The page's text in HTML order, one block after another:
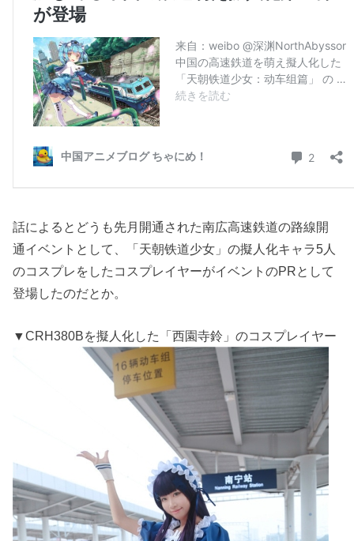
話によるとどうも先月開通された南広高速鉄道の路線開
通イベントとして、「天朝铁道少女」の擬人化キャラ5人
のコスプレをしたコスプレイヤーがイベントのPRとして
登場したのだとか。
▼CRH380Bを擬人化した「西園寺鈴」のコスプレイヤー